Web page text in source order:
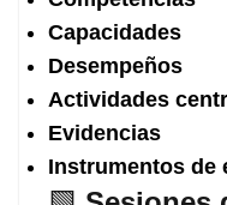
Capacidades
Desempeños
Actividades
Evidencias
Instrumentos de